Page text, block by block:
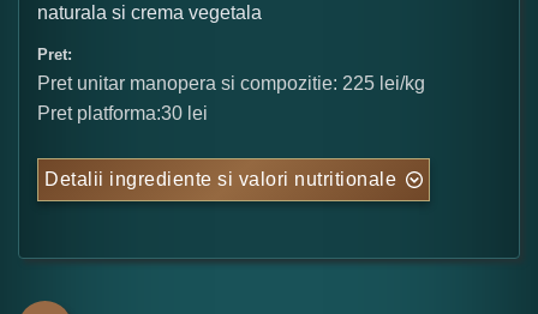
naturala si crema vegetala
Pret:
Pret unitar manopera si compozitie: 225 lei/kg
Pret platforma:30 lei
Detalii ingrediente si valori nutritionale